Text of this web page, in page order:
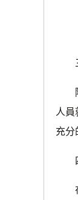
三
除
人
充分
四
在